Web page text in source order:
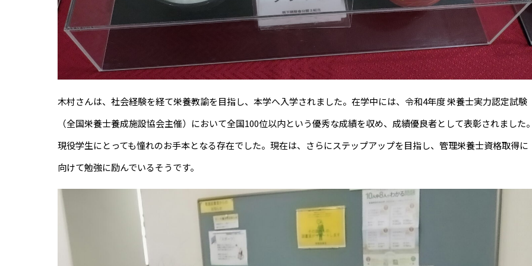
木村さんは、社会経験を経て栄養教諭を目指し、本学へ入学されました。在学中には、令和4年度 栄養士実力認定試験
（全国栄養士養成施設協会主催）において全国100位以内という優秀な成績を収め、成績優良者として表彰されました
現役学生にとっても憧れのお手本となる存在でした。現在は、さらにステップアップを目指し、管理栄養士資格取得に
向けて勉強に励んでいるそうです。